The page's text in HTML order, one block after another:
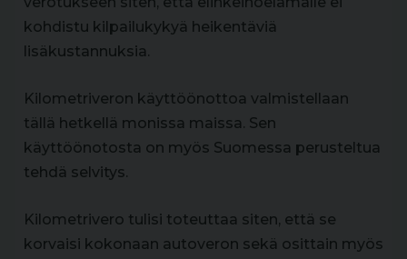
kohdistu kilpailukykyä heikentäviä
lisäkustannuksia.
Kilometriveron käyttöönottoa valmistellaan
tällä hetkellä monissa maissa. Sen
käyttöönotosta on myös Suomessa perusteltua
tehdä selvitys.
Kilometrivero tulisi toteuttaa siten, että se
korvaisi kokonaan autoveron sekä osittain myös